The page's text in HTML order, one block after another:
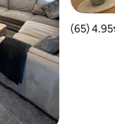
ממוצע של 4.95 מתוך 5, 65 ביקורות
4.95 (65)